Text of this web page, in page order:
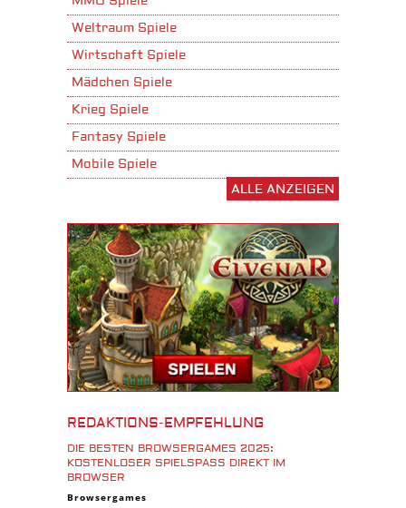
Weltraum Spiele
Wirtschaft Spiele
Mädchen Spiele
Krieg Spiele
Fantasy Spiele
Mobile Spiele
Download Spiele
3D Spiele
Tablet Spiele
Android Spiele
iPhone Spiele
iOS Spiele
iPad Spiele
Denk Spiele
ALLE ANZEIGEN
REDAKTIONS-EMPFEHLUNG
DIE BESTEN BROWSERGAMES 2025:
KOSTENLOSER SPIELSPASS DIREKT IM B
ROWSER
Browsergames